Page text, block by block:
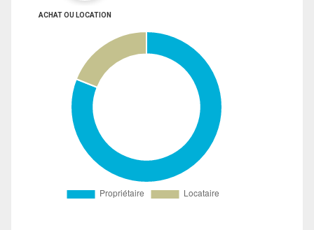
ACHAT OU LOCATION